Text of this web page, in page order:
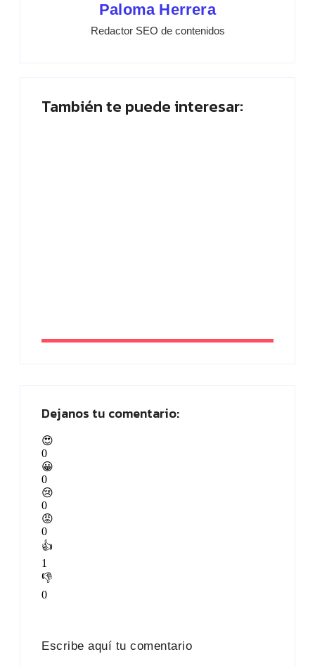
Paloma Herrera
Redactor SEO de contenidos
También te puede interesar:
Dejanos tu comentario:
😍
0
😀
0
😢
0
😡
0
👍
1
👎
0
Escribe aquí tu comentario